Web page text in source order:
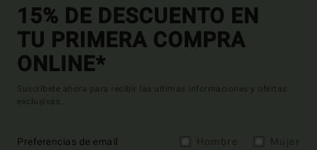
15% DE DESCUENTO EN
TU PRIMERA COMPRA
ONLINE*
Suscríbete ahora para recibir las ultimas informaciones y ofertas
exclusivas.
Preferencias de email